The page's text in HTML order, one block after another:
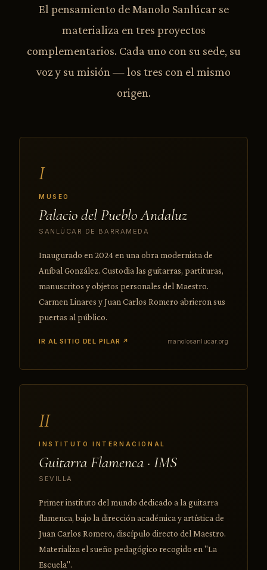
El pensamiento de Manolo Sanlúcar se
materializa en tres proyectos
complementarios. Cada uno con su sede, su
voz y su misión — los tres con el mismo
origen.
I
MUSEO
Palacio del Pueblo Andaluz
SANLÚCAR DE BARRAMEDA
Inaugurado en 2024 en una obra modernista de
Aníbal González. Custodia las guitarras, partituras,
manuscritos y objetos personales del Maestro.
Carmen Linares y Juan Carlos Romero abrieron sus
puertas al público.
IR AL SITIO DEL PILAR ↗ manolosanlucar.org
II
INSTITUTO INTERNACIONAL
Guitarra Flamenca · IMS
SEVILLA
Primer instituto del mundo dedicado a la guitarra
flamenca, bajo la dirección académica y artística de
Juan Carlos Romero, discípulo directo del Maestro.
Materializa el sueño pedagógico recogido en "La
Escuela".